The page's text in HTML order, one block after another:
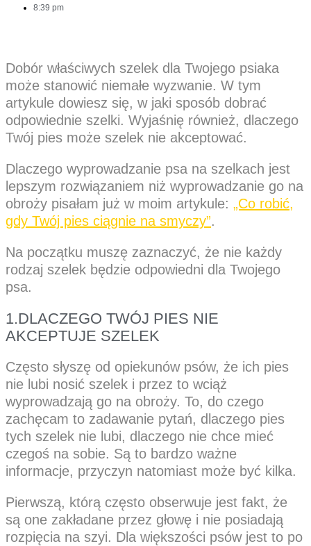
8:39 pm
Dobór właściwych szelek dla Twojego psiaka
może stanowić niemałe wyzwanie. W tym
artykule dowiesz się, w jaki sposób dobrać
odpowiednie szelki. Wyjaśnię również, dlaczego
Twój pies może szelek nie akceptować.
Dlaczego wyprowadzanie psa na szelkach jest
lepszym rozwiązaniem niż wyprowadzanie go na
obroży pisałam już w moim artykule: „Co robić,
gdy Twój pies ciągnie na smyczy”.
Na początku muszę zaznaczyć, że nie każdy
rodzaj szelek będzie odpowiedni dla Twojego
psa.
1.DLACZEGO TWÓJ PIES NIE
AKCEPTUJE SZELEK
Często słyszę od opiekunów psów, że ich pies
nie lubi nosić szelek i przez to wciąż
wyprowadzają go na obroży. To, do czego
zachęcam to zadawanie pytań, dlaczego pies
tych szelek nie lubi, dlaczego nie chce mieć
czegoś na sobie. Są to bardzo ważne
informacje, przyczyn natomiast może być kilka.
Pierwszą, którą często obserwuje jest fakt, że
są one zakładane przez głowę i nie posiadają
rozpięcia na szyi. Dla większości psów jest to po